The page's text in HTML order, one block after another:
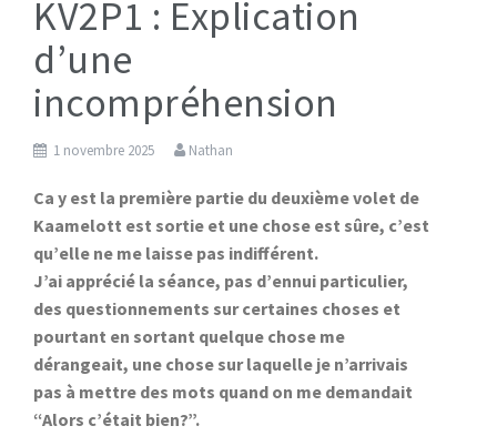
KV2P1 : Explication
d’une
incompréhension
1 novembre 2025 Nathan
Ca y est la première partie du deuxième volet de
Kaamelott est sortie et une chose est sûre, c’est
qu’elle ne me laisse pas indifférent.
J’ai apprécié la séance, pas d’ennui particulier,
des questionnements sur certaines choses et
pourtant en sortant quelque chose me
dérangeait, une chose sur laquelle je n’arrivais
pas à mettre des mots quand on me demandait
“Alors c’était bien?”.